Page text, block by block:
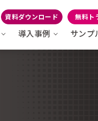
資料ダウンロード 無料ト
導入事例 サンプ